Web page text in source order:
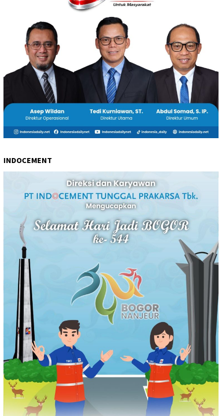
INDOCEMENT